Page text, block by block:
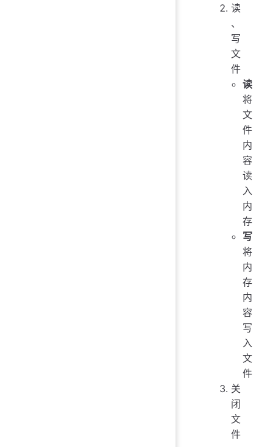
读
、
写
文
件
读
将
文
件
内
容
读
入
内
存
写
将
内
存
内
容
写
入
文
件
关
闭
文
件